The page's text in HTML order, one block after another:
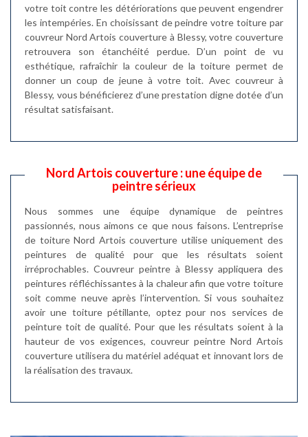
votre toit contre les détériorations que peuvent engendrer
les intempéries. En choisissant de peindre votre toiture par
couvreur Nord Artois couverture à Blessy, votre couverture
retrouvera son étanchéité perdue. D’un point de vu
esthétique, rafraîchir la couleur de la toiture permet de
donner un coup de jeune à votre toit. Avec couvreur à
Blessy, vous bénéficierez d’une prestation digne dotée d’un
résultat satisfaisant.
Nord Artois couverture : une équipe de
peintre sérieux
Nous sommes une équipe dynamique de peintres
passionnés, nous aimons ce que nous faisons. L’entreprise
de toiture Nord Artois couverture utilise uniquement des
peintures de qualité pour que les résultats soient
irréprochables. Couvreur peintre à Blessy appliquera des
peintures réfléchissantes à la chaleur afin que votre toiture
soit comme neuve après l’intervention. Si vous souhaitez
avoir une toiture pétillante, optez pour nos services de
peinture toit de qualité. Pour que les résultats soient à la
hauteur de vos exigences, couvreur peintre Nord Artois
couverture utilisera du matériel adéquat et innovant lors de
la réalisation des travaux.